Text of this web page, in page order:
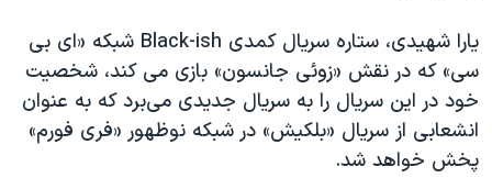
اعتراضات مردمی آبان ۹۸
اسرائیل در جنگ
نرگس محمدی برنده جایزه نوبل صلح
یارا شهیدی، ستاره سریال کمدی Black-ish شبکه «ای بی
سی» که در نقش «زوئی جانسون» بازی می کند، شخصیت
خود در این سریال را به سریال جدیدی می‌برد که به عنوان
انشعابی از سریال «بلکیش» در شبکه نوظهور «فری فورم»
پخش خواهد شد.